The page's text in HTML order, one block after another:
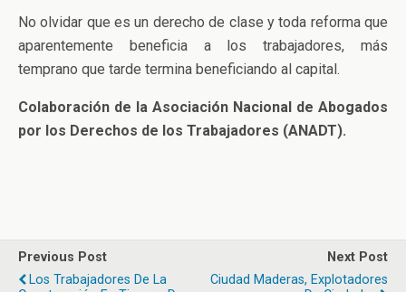
No olvidar que es un derecho de clase y toda reforma que
aparentemente beneficia a los trabajadores, más
temprano que tarde termina beneficiando al capital.
Colaboración de la Asociación Nacional de Abogados
por los Derechos de los Trabajadores (ANADT).
Previous Post
Los Trabajadores De La
Next Post
Ciudad Maderas, Explotadores